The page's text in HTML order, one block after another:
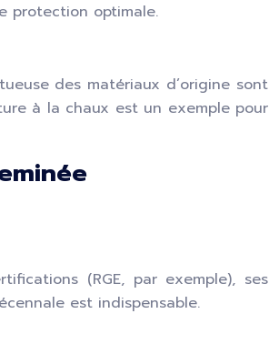
protection optimale.
des matériaux d’origine sont
à la chaux est un exemple pour
(RGE, par exemple), ses
est indispensable.